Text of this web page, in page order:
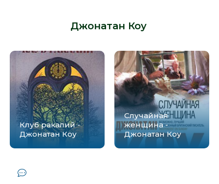
Джонатан Коу:
Клуб ракалий -
Джонатан Коу
Случайная
женщина -
Джонатан Коу